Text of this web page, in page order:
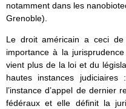
notamment dans les
Grenoble).
Le droit américain a ceci de
importance à la
vient plus de la loi et du
hautes instances
l’instance d’appel de dernier
fédéraux et elle définit la